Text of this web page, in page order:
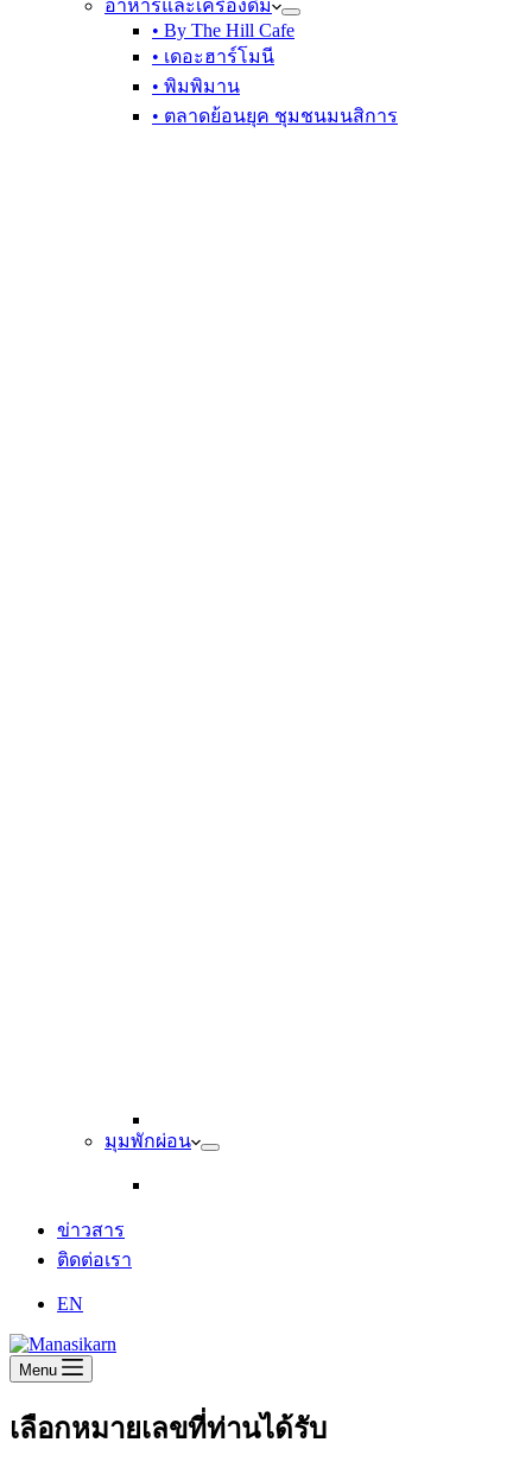
อาหารและเครื่องดื่ม
• By The Hill Cafe
• เดอะฮาร์โมนี
• พิมพิมาน
• ตลาดย้อนยุค ชุมชนมนสิการ
มุมพักผ่อน
ข่าวสาร
ติดต่อเรา
EN
Menu
เลือกหมายเลขที่ท่านได้รับ